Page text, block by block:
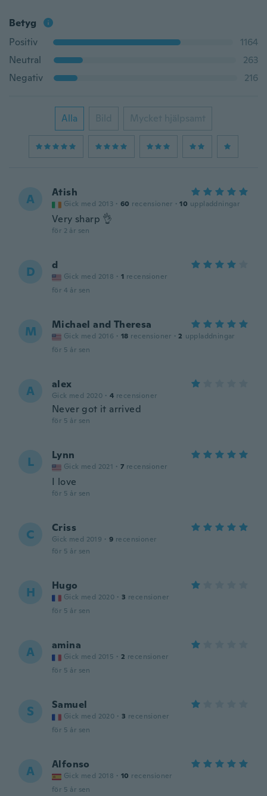
Betyg
Positiv
1164
Neutral
263
Negativ
216
Alla Bild Mycket hjälpsamt
A Atish
Gick med 2013 · 60 recensioner · 10 uppladdningar
Very sharp 👌
för 2 år sen
D d
Gick med 2018 · 1 recensioner
för 4 år sen
M Michael and Theresa
Gick med 2016 · 18 recensioner · 2 uppladdningar
för 5 år sen
A alex
Gick med 2020 · 4 recensioner
Never got it arrived
för 5 år sen
L Lynn
Gick med 2021 · 7 recensioner
I love
för 5 år sen
C Criss
Gick med 2019 · 9 recensioner
för 5 år sen
H Hugo
Gick med 2020 · 3 recensioner
för 5 år sen
A amina
Gick med 2015 · 2 recensioner
för 5 år sen
S Samuel
Gick med 2020 · 3 recensioner
för 5 år sen
A Alfonso
Gick med 2018 · 10 recensioner
för 5 år sen